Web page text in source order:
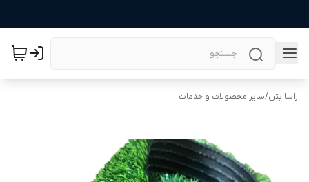
راسا بتن/سایر محصولات و خدمات